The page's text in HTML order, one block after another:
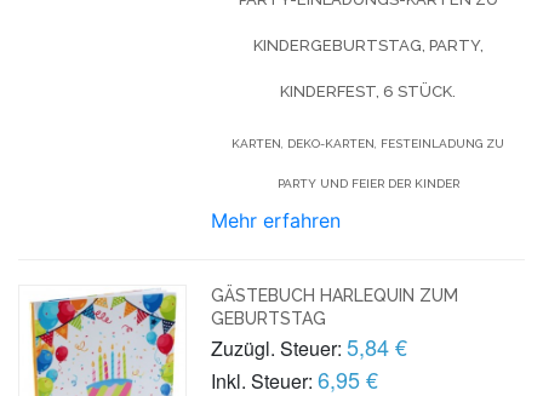
KINDERGEBURTSTAG, PARTY,
KINDERFEST, 6 STÜCK.
KARTEN, DEKO-KARTEN, FESTEINLADUNG ZU
PARTY UND FEIER DER KINDER
Mehr erfahren
GÄSTEBUCH HARLEQUIN ZUM
GEBURTSTAG
Zuzügl. Steuer: 5,84 €
Inkl. Steuer: 6,95 €